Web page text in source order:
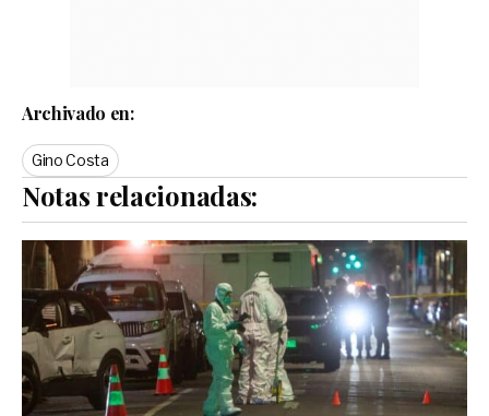
Archivado en:
Gino Costa
Notas relacionadas: